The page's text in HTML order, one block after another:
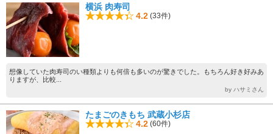
横浜 肉寿司
4.2 (33件)
想像していた肉寿司のい種類よりも何倍も多いのが驚きでした。もちろん好き好みあ
りますが、比較...
by ハサミさん
たまごのきもち 武蔵小杉店
4.2 (60件)